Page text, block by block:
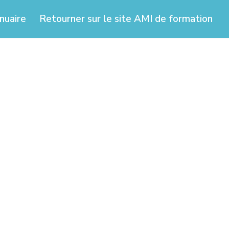
Retourner sur le site AMI de formation